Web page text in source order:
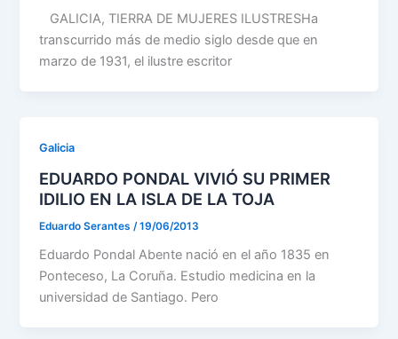
GALICIA, TIERRA DE MUJERES ILUSTRESHa
transcurrido más de medio siglo desde que en
marzo de 1931, el ilustre escritor
Galicia
EDUARDO PONDAL VIVIÓ SU PRIMER
IDILIO EN LA ISLA DE LA TOJA
Eduardo Serantes /19/06/2013
Eduardo Pondal Abente nació en el año 1835 en
Ponteceso, La Coruña. Estudio medicina en la
universidad de Santiago. Pero